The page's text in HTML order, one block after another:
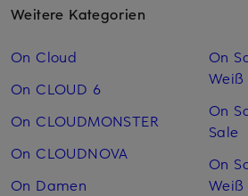
Weitere Kategorien
On Cloud
On CLOUD 6
On CLOUDMONSTER
On CLOUDNOVA
On Damen
On
Weiß
On
Sale
On
Weiß